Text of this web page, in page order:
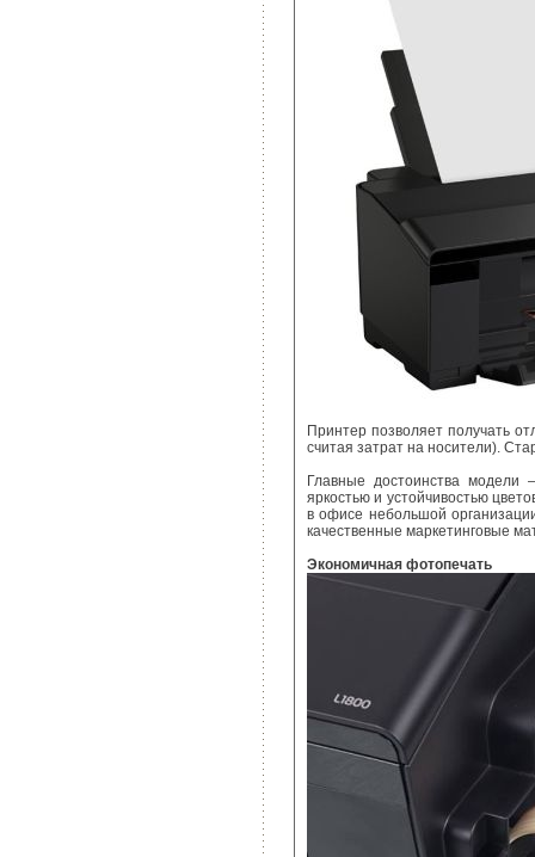
Принтер позволяет получать
считая затрат на носители).
Главные достоинства модели
яркостью и устойчивостью
в офисе небольшой
качественные маркетинговые
Экономичная фотопечать